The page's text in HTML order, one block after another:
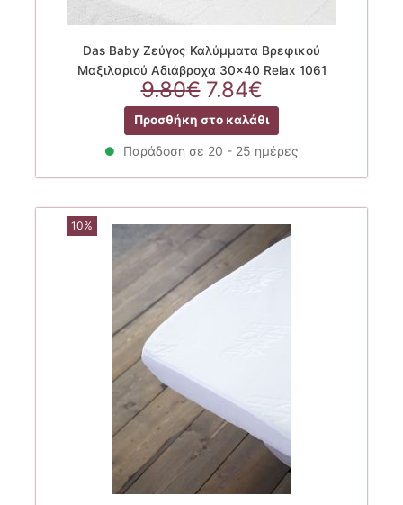
Das Baby Ζεύγος Καλύμματα Βρεφικού
Μαξιλαριού Αδιάβροχα 30×40 Relax 1061
9.80€ Original
price
was:
9.80€.
7.84€Η
τρέχουσα
τιμή
είναι:
Προσθήκη στο καλάθι
Παράδοση σε 20 - 25 ημέρες
10%